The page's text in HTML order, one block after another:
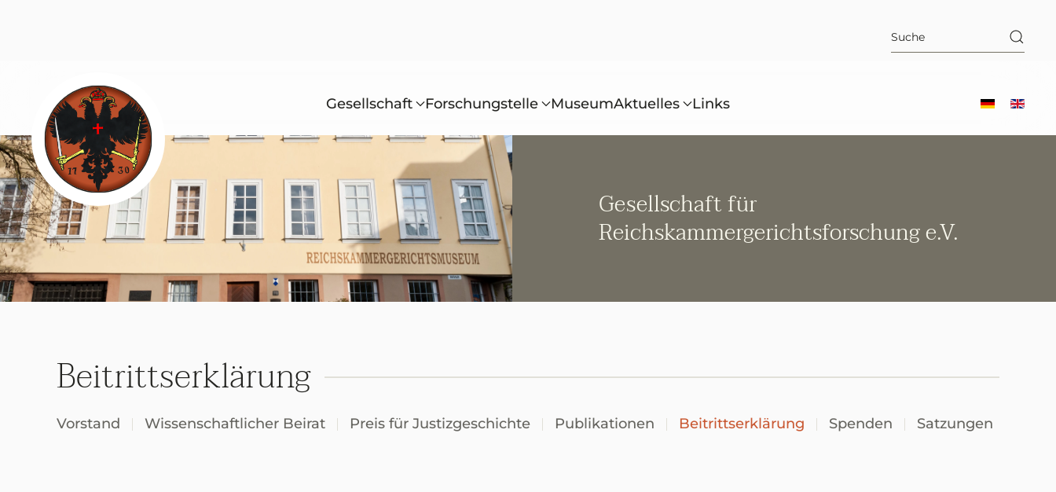
Gesellschaft Forschungstelle MuseumAktuelles Links
Gesellschaft für
Reichskammergerichtsforschung e.V.
Beitrittserklärung
Vorstand Wissenschaftlicher Beirat Preis für Justizgeschichte Publikationen Beitrittserklärung Spenden Satzungen